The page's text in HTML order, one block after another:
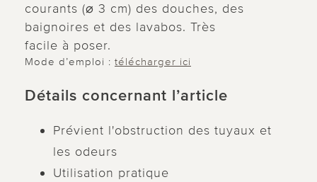
courants (⌀ 3 cm) des douches, des
baignoires et des lavabos. Très
facile à poser.
Mode d’emploi : télécharger ici
Détails concernant l’article
Prévient l'obstruction des tuyaux et
les odeurs
Utilisation pratique